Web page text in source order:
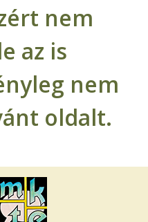
nem
az is
nem
oldalt.